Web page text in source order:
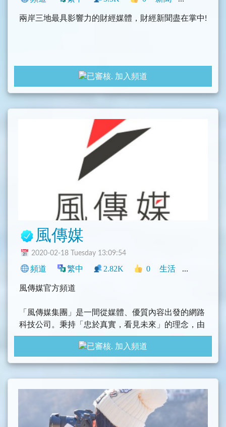
兩岸三地最具影響力的財經媒體，財經新聞盡在掌中!
加入頻道
風傳媒
2020-02-18 Tuesday 13:09:54
頻道 繁中 2.82K 0 生活 新聞
風傳媒官方頻道
「風傳媒集團」是一間從媒體、優質內容出發的網路
科技公司。秉持「忠於真實，看見未來」的理念，由
一群來自各個領域，對社會進步發展有熱情的人所組
成。期望藉由先進的網路技術、社群的凝聚及擴散，
讓多元的意見被包容接納，並開啟更多理性思辨與對
《風傳媒》以宏觀的視野，掌握台灣、國際、兩岸、
地方的政經脈動及生活態度，用真實與進步的價值
觀，持續耕耘原生新聞、深度報導及多元觀點，為全
加入頻道